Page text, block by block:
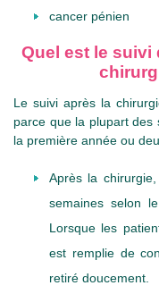
cancer pénien
Quel est le suivi
Le suivi après la
parce que la plupart des
la première année ou
Après la
semaines selon
Lorsque les
est remplie de
retiré doucement.